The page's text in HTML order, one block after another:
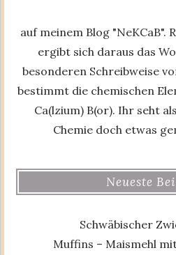
auf meinem Blog "NeKCaB".
ergibt sich daraus das
besonderen Schreibweise
bestimmt die chemischen
Ca(lzium) B(or). Ihr seht
Chemie doch etwas
Neueste
Schwäbischer
Muffins – Maismehl